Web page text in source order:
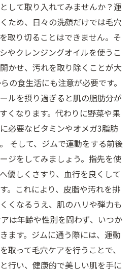
して取り入れてみませんか？運
ため、日々の洗顔だけでは毛穴
取り切ることはできません。そ
やクレンジングオイルを使うこ
かせ、汚れを取り除くことが大
の食生活にも注意が必要です。
ルを摂り過ぎると肌の脂肪分が
くなります。代わりに野菜や果
必要なビタミンやオメガ3脂肪
そして、ジムで運動をする前後
ジをしてみましょう。指先を使
優しくさすり、血行を良くして
。これにより、皮脂や汚れを排
くなるうえ、肌のハリや弾力も
は年齢や性別を問わず、いつか
ます。ジムに通う際には、運動
取って毛穴ケアを行うことで、
行い、健康的で美しい肌を手に